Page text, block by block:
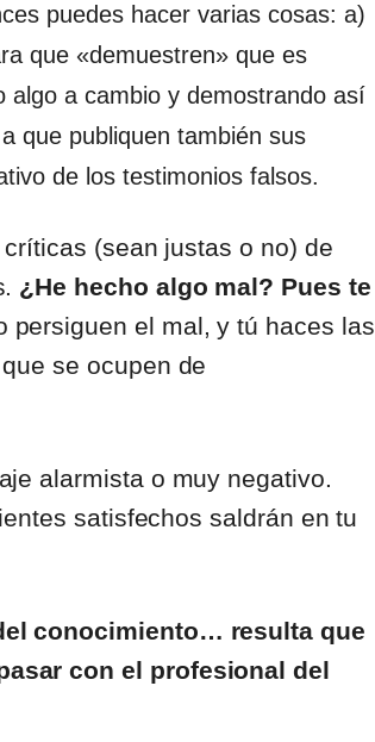
puedes hacer varias cosas: a)
que «demuestren» que es
algo a cambio y demostrando así
que publiquen también sus
de los testimonios falsos.
(sean justas o no) de
¿He hecho algo mal? Pues te
persiguen el mal, y tú haces las
se ocupen de
alarmista o muy negativo.
satisfechos saldrán en tu
conocimiento… resulta que
con el profesional del